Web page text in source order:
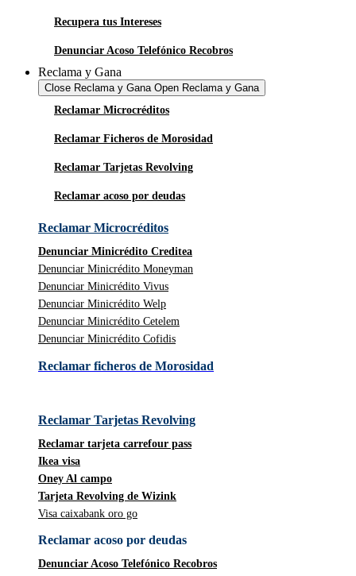
Recupera tus Intereses
Denunciar Acoso Telefónico Recobros
Reclama y Gana
Close Reclama y Gana Open Reclama y Gana
Reclamar Microcréditos
Reclamar Ficheros de Morosidad
Reclamar Tarjetas Revolving
Reclamar acoso por deudas
Reclamar Microcréditos
Denunciar Minicrédito Creditea
Denunciar Minicrédito Moneyman
Denunciar Minicrédito Vivus
Denunciar Minicrédito Welp
Denunciar Minicrédito Cetelem
Denunciar Minicrédito Cofidis
Reclamar ficheros de Morosidad
Reclamar Tarjetas Revolving
Reclamar tarjeta carrefour pass
Ikea visa
Oney Al campo
Tarjeta Revolving de Wizink
Visa caixabank oro go
Reclamar acoso por deudas
Denunciar Acoso Telefónico Recobros